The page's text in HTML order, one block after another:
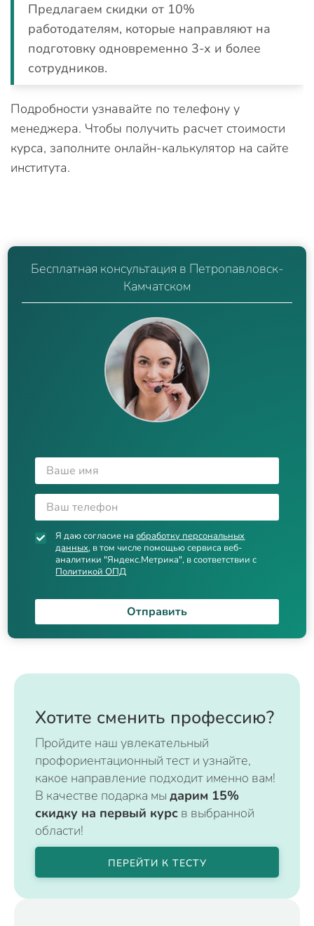
Предлагаем скидки от 10%
работодателям, которые направляют на
подготовку одновременно 3-х и более
сотрудников.
Подробности узнавайте по телефону у
менеджера. Чтобы получить расчет стоимости
курса, заполните онлайн-калькулятор на сайте
института.
Бесплатная консультация в Петропавловск-
Камчатском
Я даю согласие наобработку персональных
данных, в том числе помощью сервиса веб-
аналитики "Яндекс.Метрика", в соответствии с
Политикой ОПД
Отправить
Хотите сменить профессию?
Пройдите наш увлекательный
профориентационный тест и узнайте,
какое направление подходит именно вам!
В качестве подарка мы дарим 15%
скидку на первый курс в выбранной
области!
ПЕРЕЙТИ К ТЕСТУ